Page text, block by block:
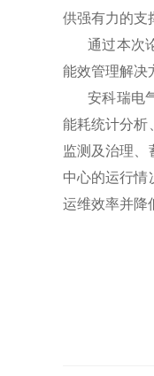
供强有力的支
通过本次论
能效管理解决
安科瑞电气
能耗统计分析
监测及治理、
中心的运行情
运维效率并降